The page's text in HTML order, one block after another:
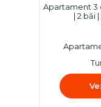
Apartament 3
| 2 băi